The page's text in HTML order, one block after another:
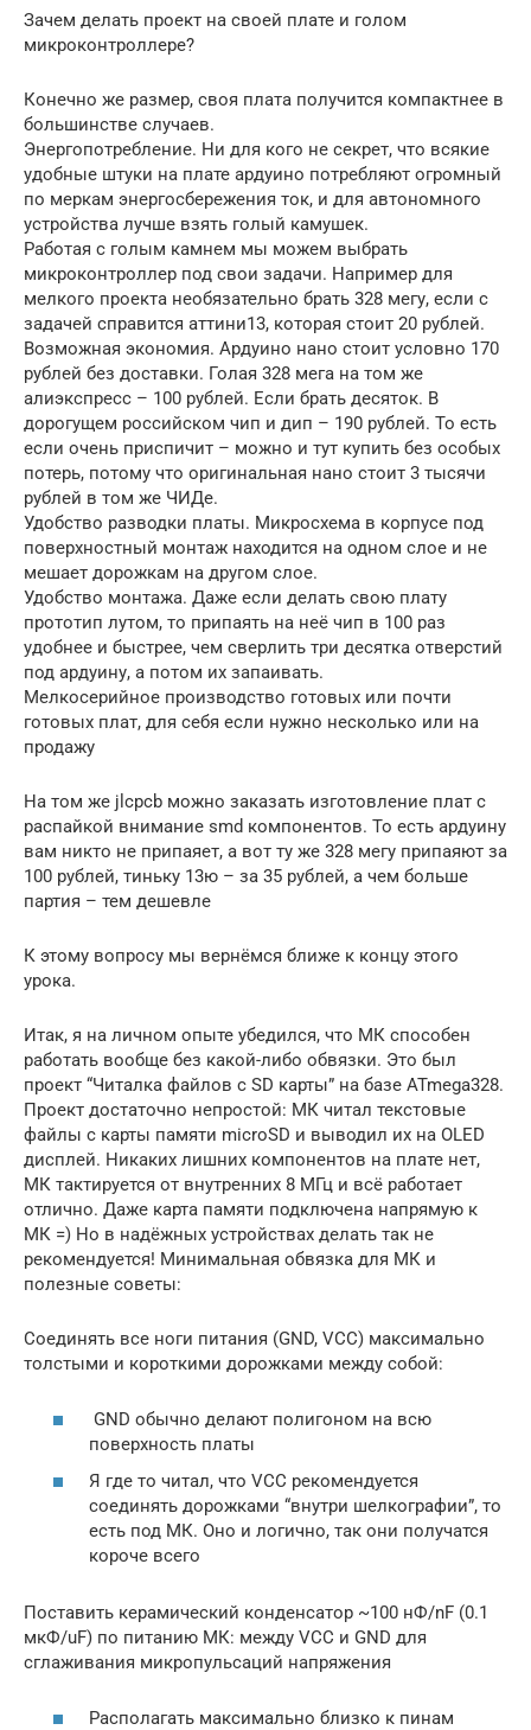
Зачем делать проект на своей плате и голом
микроконтроллере?
Конечно же размер, своя плата получится компактнее в
большинстве случаев.
Энергопотребление. Ни для кого не секрет, что всякие
удобные штуки на плате ардуино потребляют огромный
по меркам энергосбережения ток, и для автономного
устройства лучше взять голый камушек.
Работая с голым камнем мы можем выбрать
микроконтроллер под свои задачи. Например для
мелкого проекта необязательно брать 328 мегу, если с
задачей справится аттини13, которая стоит 20 рублей.
Возможная экономия. Ардуино нано стоит условно 170
рублей без доставки. Голая 328 мега на том же
алиэкспресс – 100 рублей. Если брать десяток. В
дорогущем российском чип и дип – 190 рублей. То есть
если очень приспичит – можно и тут купить без особых
потерь, потому что оригинальная нано стоит 3 тысячи
рублей в том же ЧИДе.
Удобство разводки платы. Микросхема в корпусе под
поверхностный монтаж находится на одном слое и не
мешает дорожкам на другом слое.
Удобство монтажа. Даже если делать свою плату
прототип лутом, то припаять на неё чип в 100 раз
удобнее и быстрее, чем сверлить три десятка отверстий
под ардуину, а потом их запаивать.
Мелкосерийное производство готовых или почти
готовых плат, для себя если нужно несколько или на
продажу
На том же jlcpcb можно заказать изготовление плат с
распайкой внимание smd компонентов. То есть ардуину
вам никто не припаяет, а вот ту же 328 мегу припаяют за
100 рублей, тиньку 13ю – за 35 рублей, а чем больше
партия – тем дешевле
К этому вопросу мы вернёмся ближе к концу этого
урока.
Итак, я на личном опыте убедился, что МК способен
работать вообще без какой-либо обвязки. Это был
проект “Читалка файлов с SD карты” на базе ATmega328.
Проект достаточно непростой: МК читал текстовые
файлы с карты памяти microSD и выводил их на OLED
дисплей. Никаких лишних компонентов на плате нет,
МК тактируется от внутренних 8 МГц и всё работает
отлично. Даже карта памяти подключена напрямую к
МК =) Но в надёжных устройствах делать так не
рекомендуется! Минимальная обвязка для МК и
полезные советы:
Соединять все ноги питания (GND, VCC) максимально
толстыми и короткими дорожками между собой:
GND обычно делают полигоном на всю
поверхность платы
Я где то читал, что VCC рекомендуется
соединять дорожками “внутри шелкографии”, то
есть под МК. Оно и логично, так они получатся
короче всего
Поставить керамический конденсатор ~100 нФ/nF (0.1
мкФ/uF) по питанию МК: между VCC и GND для
сглаживания микропульсаций напряжения
Располагать максимально близко к пинам